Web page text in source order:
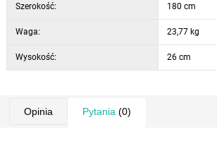
Szerokość: 180 cm
Waga: 23,77 kg
Wysokość: 26 cm
Opinia Pytania (0)